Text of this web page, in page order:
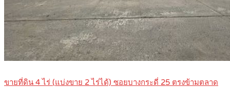
ขายที่ดิน 4 ไร่ (แบ่งขาย 2 ไร่ได้) ซอยบางกระดี่ 25 ตรงข้ามตลาด